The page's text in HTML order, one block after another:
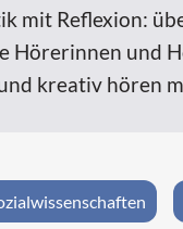
mit Reflexion:
Hörerinnen und
kreativ hören